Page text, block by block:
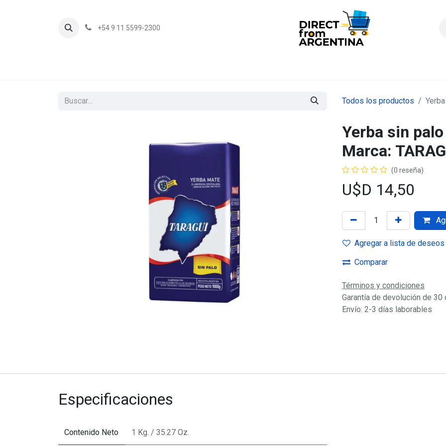
+54 9 11 5599-2300
Todos los productos
Yerba sin
Marca:
(0 reseña)
U$D 14,50
Agregar a lista de deseos
Comparar
Términos y condiciones
Garantía de devolución de 30
Envío: 2-3 días laborables
Especificaciones
Contenido Neto 1 Kg. / 35.27 Oz.